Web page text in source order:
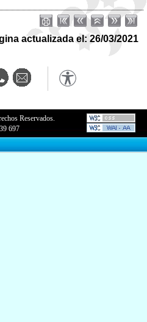
actualizada el: 26/03/2021
Reservados.
697